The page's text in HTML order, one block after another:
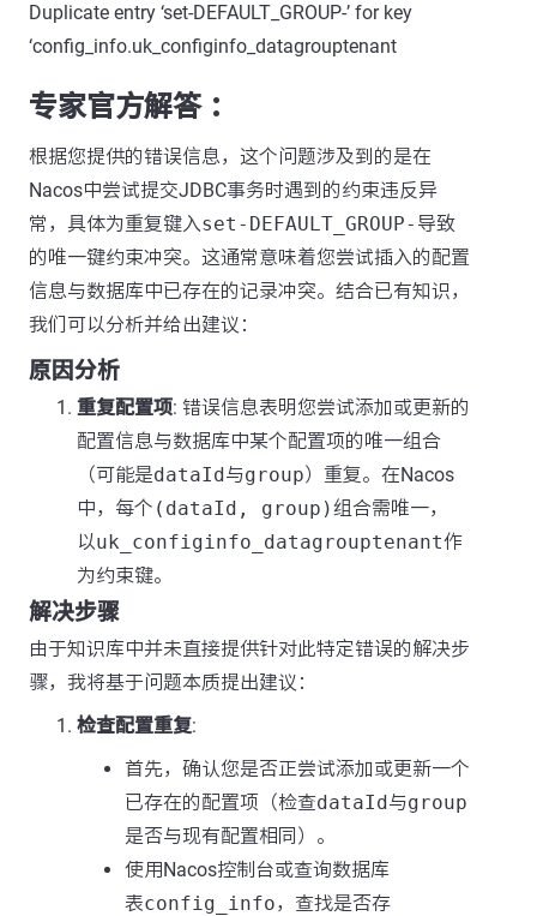
Duplicate entry ‘set-DEFAULT_GROUP-’ for key
‘config_info.uk_configinfo_datagrouptenant
专家官方解答 ：
根据您提供的错误信息，这个问题涉及到的是在
Nacos中尝试提交JDBC事务时遇到的约束违反异
常，具体为重复键入set-DEFAULT_GROUP- 导致
的唯一键约束冲突。这通常意味着您尝试插入的配置
信息与数据库中已存在的记录冲突。结合已有知识，
我们可以分析并给出建议：
原因分析
重复配置项: 错误信息表明您尝试添加或更新的
配置信息与数据库中某个配置项的唯一组合
（可能是dataId与group）重复。在Nacos
中，每个 (dataId, group)组合需唯一，
以uk_configinfo_datagrouptenant作
为约束键。
解决步骤
由于知识库中并未直接提供针对此特定错误的解决步
骤，我将基于问题本质提出建议：
检查配置重复:
首先，确认您是否正尝试添加或更新一个
已存在的配置项（检查dataId与group
是否与现有配置相同）。
使用Nacos控制台或查询数据库
表config_info，查找是否存